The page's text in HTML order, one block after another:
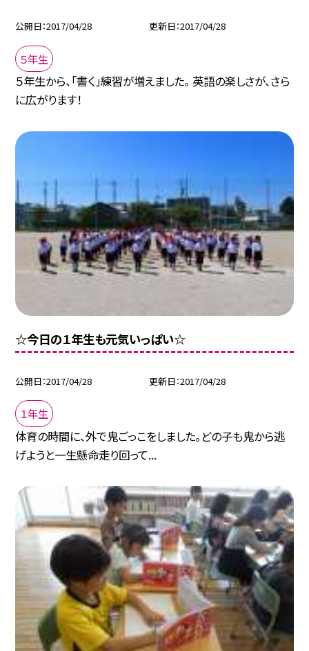
公開日 2017/04/28 更新日 2017/04/28
５年生
５年生から、「書く」練習が増えました。 英語の楽しさが、さら
に広がります！
☆今日の１年生も元気いっぱい☆
公開日 2017/04/28 更新日 2017/04/28
１年生
体育の時間に、外で鬼ごっこをしました。どの子も鬼から逃
げようと一生懸命走り回って...